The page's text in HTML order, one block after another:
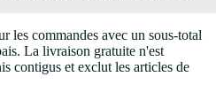
les commandes avec un sous-total
La livraison gratuite n'est
contigus et exclut les articles de